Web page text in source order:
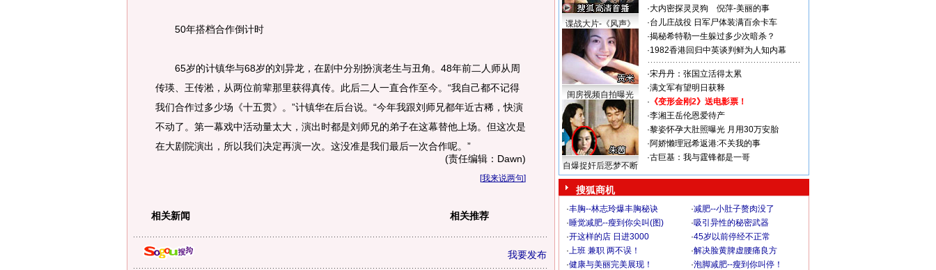
50年搭档合作倒计时
65岁的计镇华与68岁的刘异龙，在剧中分别扮演老生与丑角。48年前二人师从周
传瑛、王传淞，从两位前辈那里获得真传。此后二人一直合作至今。“我自己都不记得
我们合作过多少场《十五贯》。”计镇华在后台说。“今年我跟刘师兄都年近古稀，快演
不动了。第一幕戏中活动量太大，演出时都是刘师兄的弟子在这幕替他上场。但这次是
在大剧院演出，所以我们决定再演一次。这没准是我们最后一次合作呢。”
(责任编辑：Dawn)
[我来说两句]
相关新闻 相关推荐
我要发布
谍战大片-《风声》
闺房视频自拍曝光
自爆捉奸后恶梦不断
·大内密探灵灵狗
倪萍-美丽的事
·台儿庄战役 日军尸体装满百余卡车
·揭秘希特勒一生躲过多少次暗杀？
·1982香港回归中英谈判鲜为人知内幕
·宋丹丹：张国立活得太累
·满文军有望明日获释
· 《变形金刚2》送电影票！
·李湘王岳伦恩爱待产
·黎姿怀孕大肚照曝光 月用30万安胎
·阿娇懒理冠希返港:不关我的事
·古巨基：我与霆锋都是一哥
搜狐商机
·丰胸--林志玲爆丰胸秘诀 ·减肥--小肚子赘肉没了
·睡觉减肥--瘦到你尖叫(图) ·吸引异性的秘密武器
·开这样的店 日进3000 ·45岁以前停经不正常
·上班 兼职 两不误！ ·解决脸黄脾虚腰痛良方
·健康与美丽完美展现！ ·泡脚减肥--瘦到你叫停！